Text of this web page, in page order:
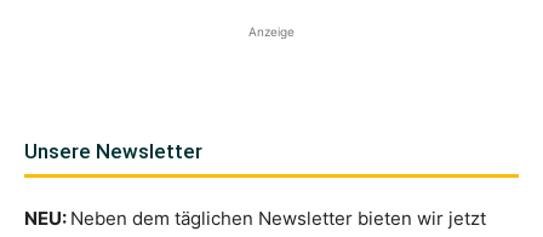
Anzeige
Unsere Newsletter
NEU: Neben dem täglichen Newsletter bieten wir jetzt